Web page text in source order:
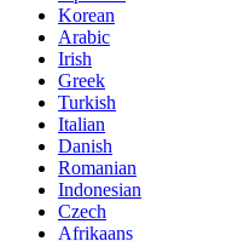
Korean
Arabic
Irish
Greek
Turkish
Italian
Danish
Romanian
Indonesian
Czech
Afrikaans